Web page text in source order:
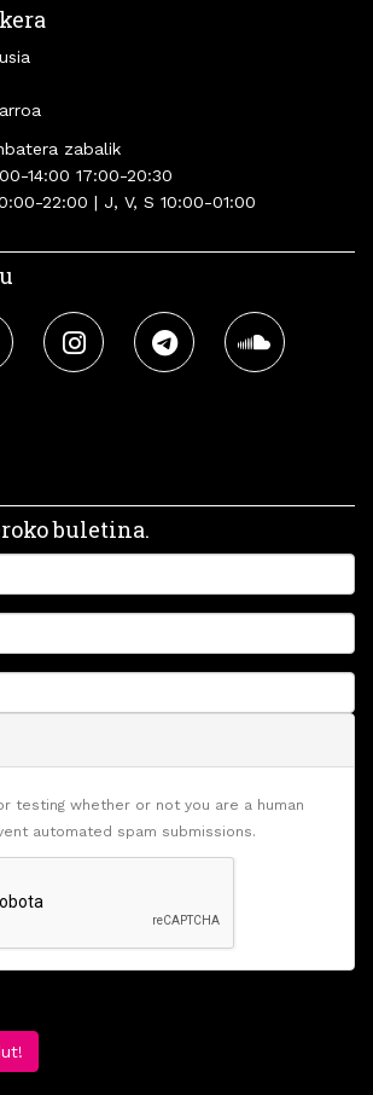
zabalik
14:00 17:00-20:30
22:00 | J, V, S 10:00-01:00
buletina.
testing whether or not you are a human
automated spam submissions.